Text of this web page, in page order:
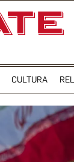
CULTURA